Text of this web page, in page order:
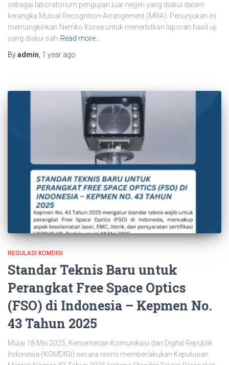
sebagai laboratorium pengujian luar negeri yang diakui dalam
kerangka Mutual Recognition Arrangement (MRA). Penunjukan ini
memungkinkan Nemko Korea untuk menerbitkan laporan hasil uji
yang diakui sah Read more…
Byadmin, 1 year ago
REGULASI KOMDIGI
Standar Teknis Baru untuk
Perangkat Free Space Optics
(FSO) di Indonesia – Kepmen No.
43 Tahun 2025
Mulai 18 Mei 2025, Kementerian Komunikasi dan Digital Republik
Indonesia (KOMDIGI) secara resmi memberlakukan Keputusan